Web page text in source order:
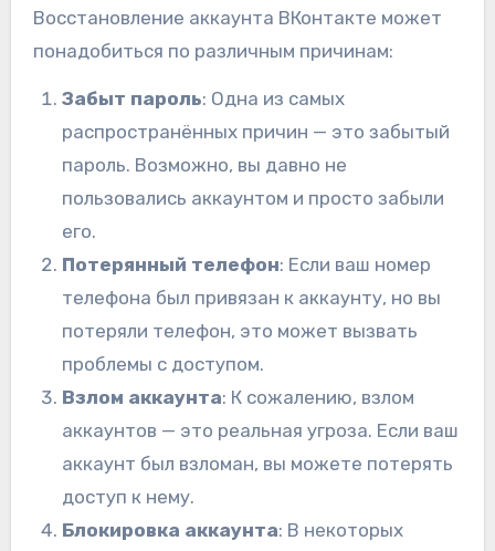
Восстановление аккаунта ВКонтакте может
понадобиться по различным причинам:
Забыт пароль: Одна из самых
распространённых причин — это забытый
пароль. Возможно, вы давно не
пользовались аккаунтом и просто забыли
его.
Потерянный телефон: Если ваш номер
телефона был привязан к аккаунту, но вы
потеряли телефон, это может вызвать
проблемы с доступом.
Взлом аккаунта: К сожалению, взлом
аккаунтов — это реальная угроза. Если ваш
аккаунт был взломан, вы можете потерять
доступ к нему.
Блокировка аккаунта: В некоторых